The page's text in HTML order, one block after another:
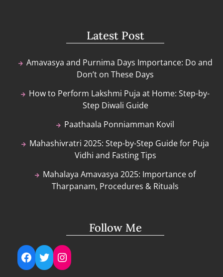
Latest Post
Amavasya and Purnima Days Importance: Do and
Don’t on These Days
How to Perform Lakshmi Puja at Home: Step-by-
Step Diwali Guide
Paathaala Ponniamman Kovil
Mahashivratri 2025: Step-by-Step Guide for Puja
Vidhi and Fasting Tips
Mahalaya Amavasya 2025: Importance of
Tharpanam, Procedures & Rituals
Follow Me
Facebook
TwitterInstagram